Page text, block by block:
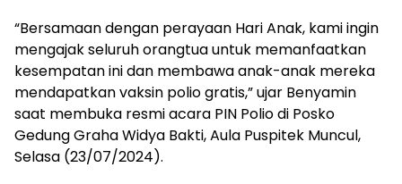
“Bersamaan dengan perayaan Hari Anak, kami ingin
mengajak seluruh orangtua untuk memanfaatkan
kesempatan ini dan membawa anak-anak mereka
mendapatkan vaksin polio gratis,” ujar Benyamin
saat membuka resmi acara PIN Polio di Posko
Gedung Graha Widya Bakti, Aula Puspitek Muncul,
Selasa (23/07/2024).